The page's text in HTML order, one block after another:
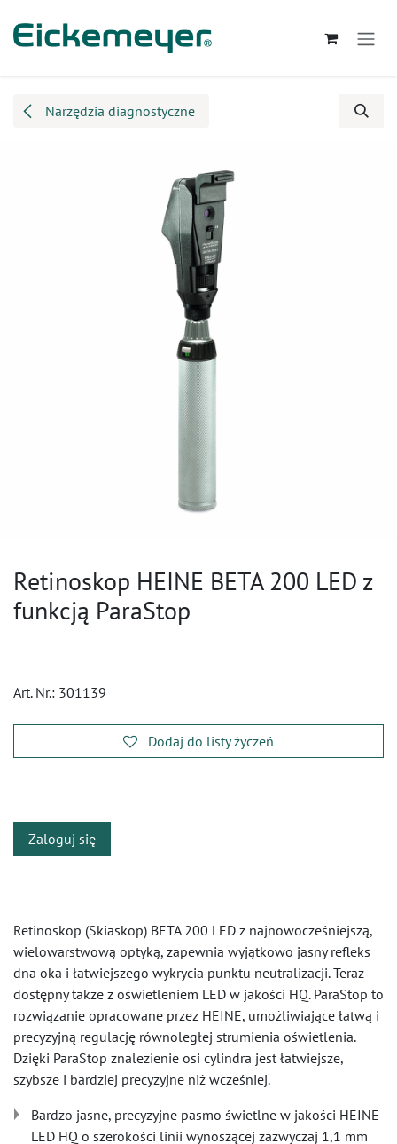
Narzędzia diagnostyczne
Retinoskop HEINE BETA 200 LED z
funkcją ParaStop
Art. Nr.: 301139
Dodaj do listy życzeń
Zaloguj się
Retinoskop (Skiaskop) BETA 200 LED z najnowocześniejszą,
wielowarstwową optyką, zapewnia wyjątkowo jasny refleks
dna oka i łatwiejszego wykrycia punktu neutralizacji. Teraz
dostępny także z oświetleniem LED w jakości HQ. ParaStop to
rozwiązanie opracowane przez HEINE, umożliwiające łatwą i
precyzyjną regulację równoległej strumienia oświetlenia.
Dzięki ParaStop znalezienie osi cylindra jest łatwiejsze,
szybsze i bardziej precyzyjne niż wcześniej.
Bardzo jasne, precyzyjne pasmo świetlne w jakości HEINE
LED HQ o szerokości linii wynoszącej zazwyczaj 1,1 mm